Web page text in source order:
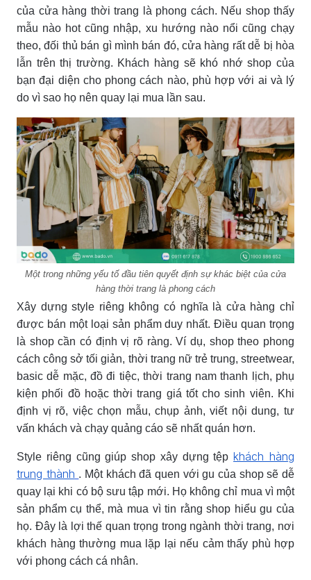
của cửa hàng thời trang là phong cách. Nếu shop thấy
mẫu nào hot cũng nhập, xu hướng nào nổi cũng chạy
theo, đối thủ bán gì mình bán đó, cửa hàng rất dễ bị hòa
lẫn trên thị trường. Khách hàng sẽ khó nhớ shop của
bạn đại diện cho phong cách nào, phù hợp với ai và lý
do vì sao họ nên quay lại mua lần sau.
Một trong những yếu tố đầu tiên quyết định sự khác biệt của cửa
hàng thời trang là phong cách
Xây dựng style riêng không có nghĩa là cửa hàng chỉ
được bán một loại sản phẩm duy nhất. Điều quan trọng
là shop cần có định vị rõ ràng. Ví dụ, shop theo phong
cách công sở tối giản, thời trang nữ trẻ trung, streetwear,
basic dễ mặc, đồ đi tiệc, thời trang nam thanh lịch, phụ
kiện phối đồ hoặc thời trang giá tốt cho sinh viên. Khi
định vị rõ, việc chọn mẫu, chụp ảnh, viết nội dung, tư
vấn khách và chạy quảng cáo sẽ nhất quán hơn.
Style riêng cũng giúp shop xây dựng tệp khách hàng
trung thành . Một khách đã quen với gu của shop sẽ dễ
quay lại khi có bộ sưu tập mới. Họ không chỉ mua vì một
sản phẩm cụ thể, mà mua vì tin rằng shop hiểu gu của
họ. Đây là lợi thế quan trọng trong ngành thời trang, nơi
khách hàng thường mua lặp lại nếu cảm thấy phù hợp
với phong cách cá nhân.